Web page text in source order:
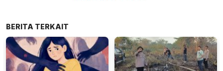
BERITA TERKAIT